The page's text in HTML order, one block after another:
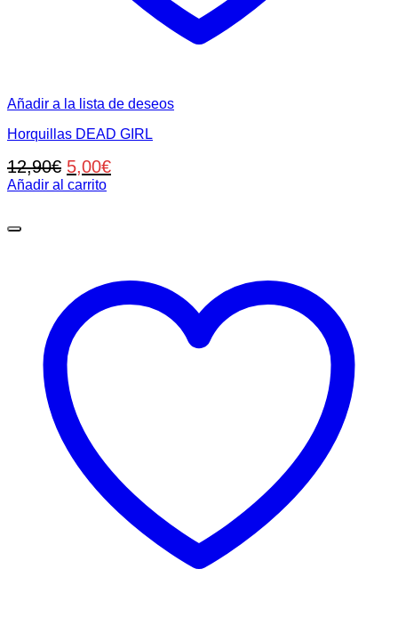
Añadir a la lista de deseos
Horquillas DEAD GIRL
12,90€ El
precio
5,00€El
Añadir al carrito